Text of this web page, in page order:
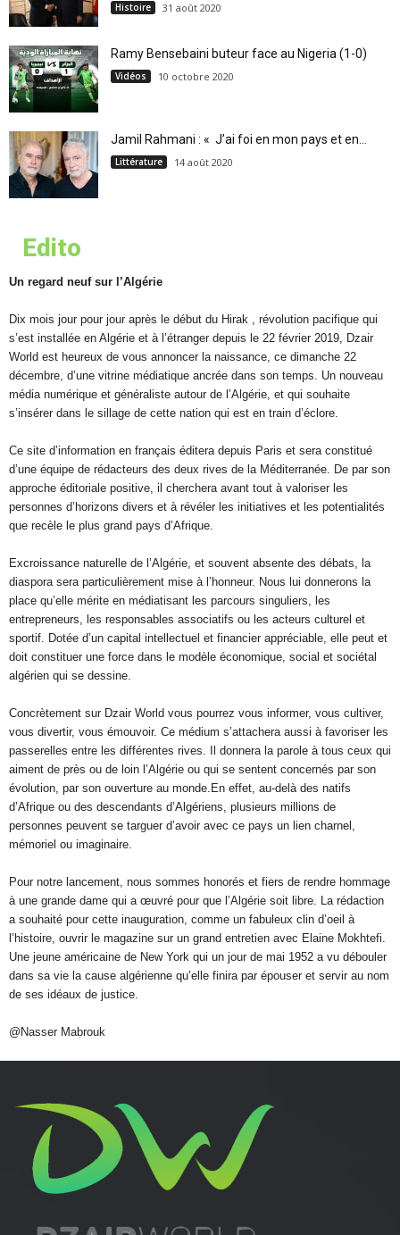
Histoire 31 août 2020
Ramy Bensebaini buteur face au Nigeria (1-0)
Vidéos 10 octobre 2020
Jamil Rahmani : « J’ai foi en mon pays et en...
Littérature 14 août 2020
Edito
Un regard neuf sur l’Algérie
Dix mois jour pour jour après le début du Hirak , révolution pacifique qui
s’est installée en Algérie et à l’étranger depuis le 22 février 2019, Dzair
World est heureux de vous annoncer la naissance, ce dimanche 22
décembre, d’une vitrine médiatique ancrée dans son temps. Un nouveau
média numérique et généraliste autour de l’Algérie, et qui souhaite
s’insérer dans le sillage de cette nation qui est en train d’éclore.
Ce site d’information en français éditera depuis Paris et sera constitué
d’une équipe de rédacteurs des deux rives de la Méditerranée. De par son
approche éditoriale positive, il cherchera avant tout à valoriser les
personnes d’horizons divers et à révéler les initiatives et les potentialités
que recèle le plus grand pays d’Afrique.
Excroissance naturelle de l’Algérie, et souvent absente des débats, la
diaspora sera particulièrement mise à l’honneur. Nous lui donnerons la
place qu’elle mérite en médiatisant les parcours singuliers, les
entrepreneurs, les responsables associatifs ou les acteurs culturel et
sportif. Dotée d’un capital intellectuel et financier appréciable, elle peut et
doit constituer une force dans le modèle économique, social et sociétal
algérien qui se dessine.
Concrètement sur Dzair World vous pourrez vous informer, vous cultiver,
vous divertir, vous émouvoir. Ce médium s’attachera aussi à favoriser les
passerelles entre les différentes rives. Il donnera la parole à tous ceux qui
aiment de près ou de loin l’Algérie ou qui se sentent concernés par son
évolution, par son ouverture au monde.En effet, au-delà des natifs
d’Afrique ou des descendants d’Algériens, plusieurs millions de
personnes peuvent se targuer d’avoir avec ce pays un lien charnel,
mémoriel ou imaginaire.
Pour notre lancement, nous sommes honorés et fiers de rendre hommage
à une grande dame qui a œuvré pour que l’Algérie soit libre. La rédaction
a souhaité pour cette inauguration, comme un fabuleux clin d’oeil à
l’histoire, ouvrir le magazine sur un grand entretien avec Elaine Mokhtefi.
Une jeune américaine de New York qui un jour de mai 1952 a vu débouler
dans sa vie la cause algérienne qu’elle finira par épouser et servir au nom
de ses idéaux de justice.
@Nasser Mabrouk